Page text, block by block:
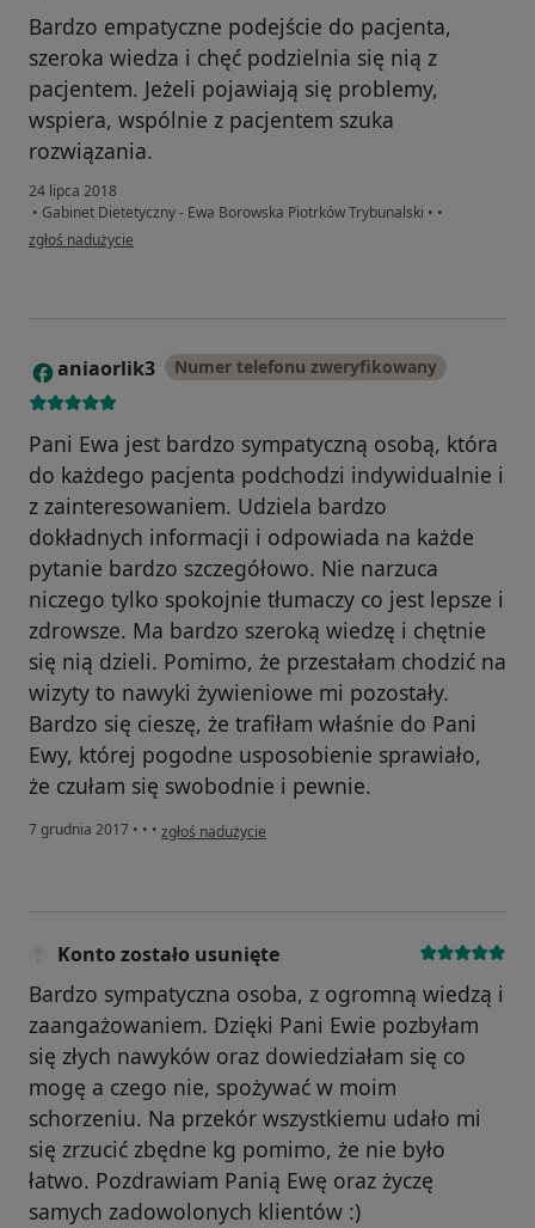
Bardzo empatyczne podejście do pacjenta,
szeroka wiedza i chęć podzielnia się nią z
pacjentem. Jeżeli pojawiają się problemy,
wspiera, wspólnie z pacjentem szuka
rozwiązania.
24 lipca 2018
• Gabinet Dietetyczny - Ewa Borowska Piotrków Trybunalski • •
w opinii użytkownika Marta
zgłoś nadużycie
A aniaorlik3 Numer telefonu zweryfikowany
Pani Ewa jest bardzo sympatyczną osobą, która
do każdego pacjenta podchodzi indywidualnie i
z zainteresowaniem. Udziela bardzo
dokładnych informacji i odpowiada na każde
pytanie bardzo szczegółowo. Nie narzuca
niczego tylko spokojnie tłumaczy co jest lepsze i
zdrowsze. Ma bardzo szeroką wiedzę i chętnie
się nią dzieli. Pomimo, że przestałam chodzić na
wizyty to nawyki żywieniowe mi pozostały.
Bardzo się cieszę, że trafiłam właśnie do Pani
Ewy, której pogodne usposobienie sprawiało,
że czułam się swobodnie i pewnie.
7 grudnia 2017 • • • w opinii użytkownika aniaorlik3
zgłoś nadużycie
Konto zostało usunięte
Bardzo sympatyczna osoba, z ogromną wiedzą i
zaangażowaniem. Dzięki Pani Ewie pozbyłam
się złych nawyków oraz dowiedziałam się co
mogę a czego nie, spożywać w moim
schorzeniu. Na przekór wszystkiemu udało mi
się zrzucić zbędne kg pomimo, że nie było
łatwo. Pozdrawiam Panią Ewę oraz życzę
samych zadowolonych klientów :)